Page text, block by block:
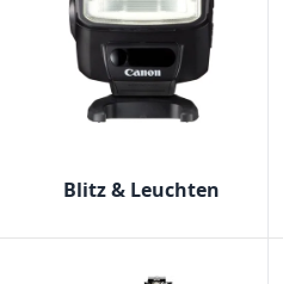
Blitz & Leuchten